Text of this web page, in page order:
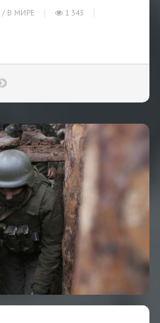
/ В МИРЕ
1 343